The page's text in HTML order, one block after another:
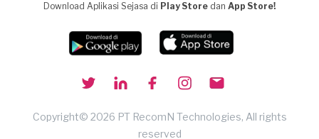
Download Aplikasi Sejasa di Play Store dan App Store!
Copyright© 2026 PT RecomN Technologies, All rights
reserved